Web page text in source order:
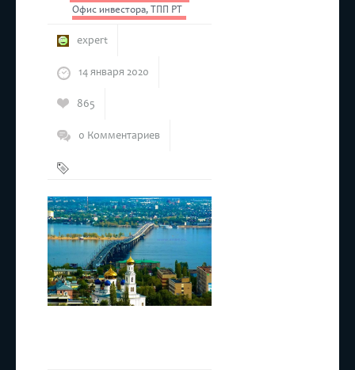
Офис инвестора,ТПП РТ
expert
14 января 2020
865
0 Комментариев
Саратовская
область,
ТПП РТ